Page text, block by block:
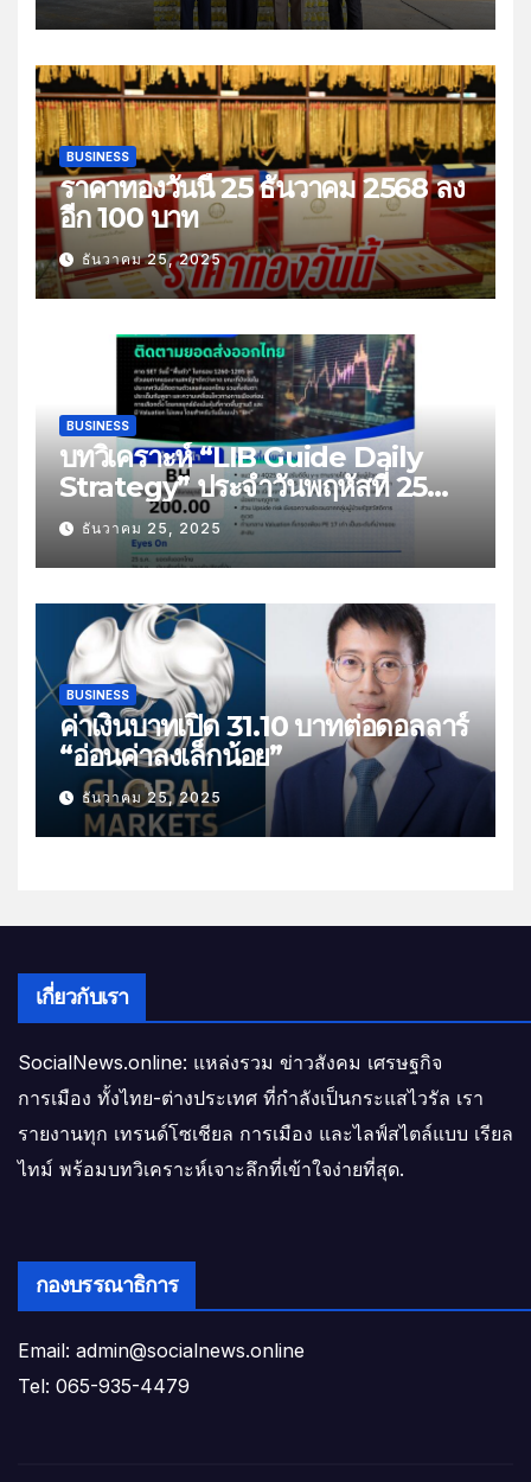
BUSINESS
ราคาทองวันนี้ 25 ธันวาคม 2568 ลง
อีก 100 บาท
ธันวาคม 25, 2025
BUSINESS
บทวิเคราะห์ “LIB Guide Daily
Strategy” ประจำวันพฤหัสที่ 25
ธันวาคม 2568 หัวข้อ “ติดตามยอด
ส่งออกไทย”
ธันวาคม 25, 2025
BUSINESS
ค่าเงินบาทเปิด 31.10 บาทต่อดอลลาร์
“อ่อนค่าลงเล็กน้อย”
ธันวาคม 25, 2025
เกี่ยวกับเรา
SocialNews.online: แหล่งรวม ข่าวสังคม เศรษฐกิจ
การเมือง ทั้งไทย-ต่างประเทศ ที่กำลังเป็นกระแสไวรัล เรา
รายงานทุก เทรนด์โซเชียล การเมือง และไลฟ์สไตล์แบบ เรียล
ไทม์ พร้อมบทวิเคราะห์เจาะลึกที่เข้าใจง่ายที่สุด.
กองบรรณาธิการ
Email: admin@socialnews.online
Tel: 065-935-4479